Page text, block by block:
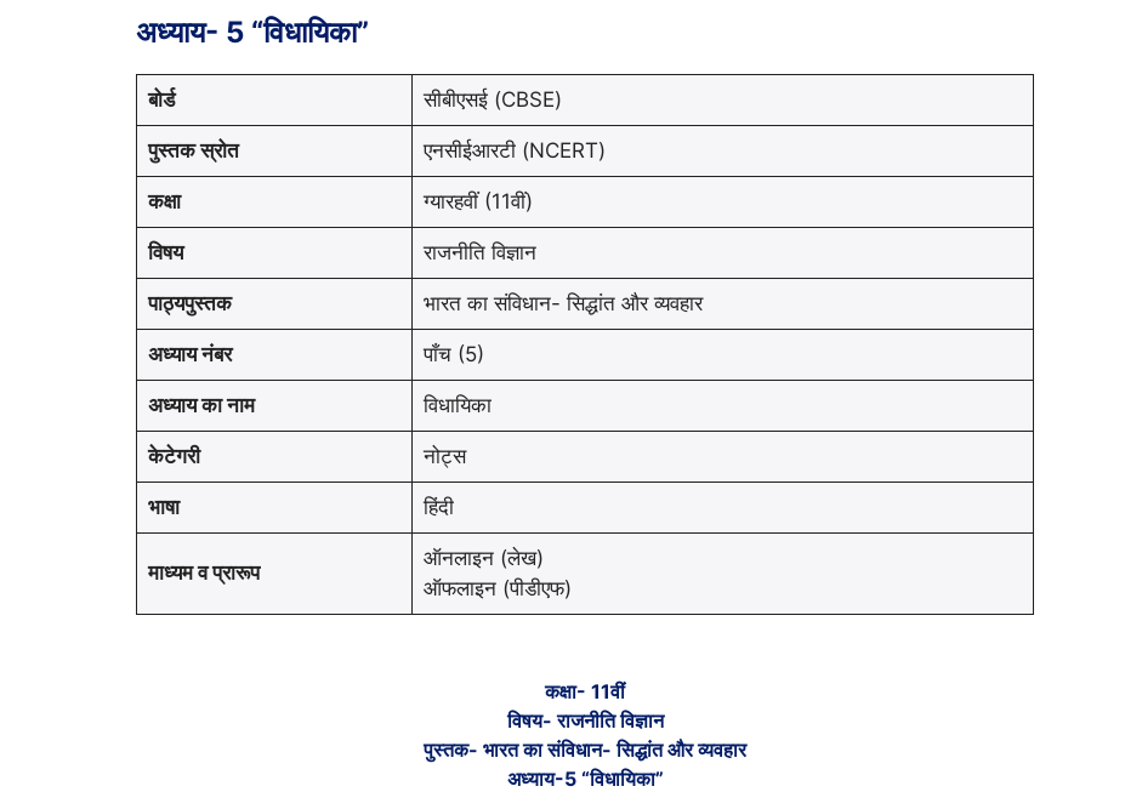
अध्याय- 5 “विधायिका”
बोर्ड सीबीएसई (CBSE)
पुस्तक स्रोत एनसीईआरटी (NCERT)
कक्षा ग्यारहवीं (11वीं)
विषय राजनीति विज्ञान
पाठ्यपुस्तक भारत का संविधान- सिद्धांत और व्यवहार
अध्याय नंबर पाँच (5)
अध्याय का नाम विधायिका
केटेगरी नोट्स
भाषा हिंदी
माध्यम व प्रारूप
ऑनलाइन (लेख)
ऑफलाइन (पीडीएफ)
कक्षा- 11वीं
विषय- राजनीति विज्ञान
पुस्तक- भारत का संविधान- सिद्धांत और व्यवहार
अध्याय-5 “विधायिका”